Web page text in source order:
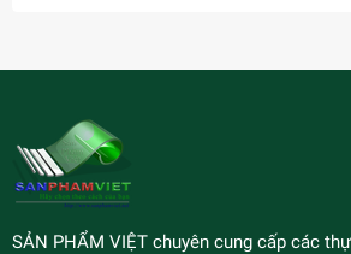
SẢN PHẨM VIỆT chuyên cung cấp các